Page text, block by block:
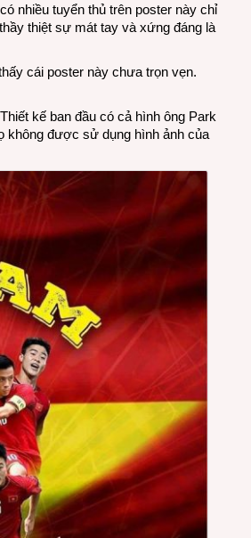
nhiều tuyển thủ trên poster này chỉ
thiệt sự mát tay và xứng đáng là
cái poster này chưa trọn vẹn.
kế ban đầu có cả hình ông Park
không được sử dụng hình ảnh của